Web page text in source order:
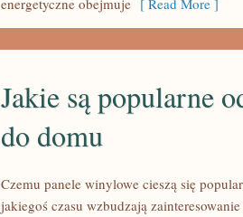
energetyczne obejmuje [ Read More ]
Jakie są popularne
do domu
Czemu panele winylowe cieszą się
jakiegoś czasu wzbudzają